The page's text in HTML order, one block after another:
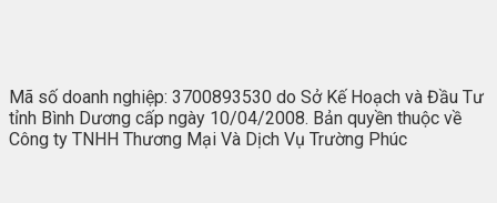
Mã số doanh nghiệp: 3700893530 do Sở Kế Hoạch và Đầu Tư
tỉnh Bình Dương cấp ngày 10/04/2008. Bản quyền thuộc về
Công ty TNHH Thương Mại Và Dịch Vụ Trường Phúc